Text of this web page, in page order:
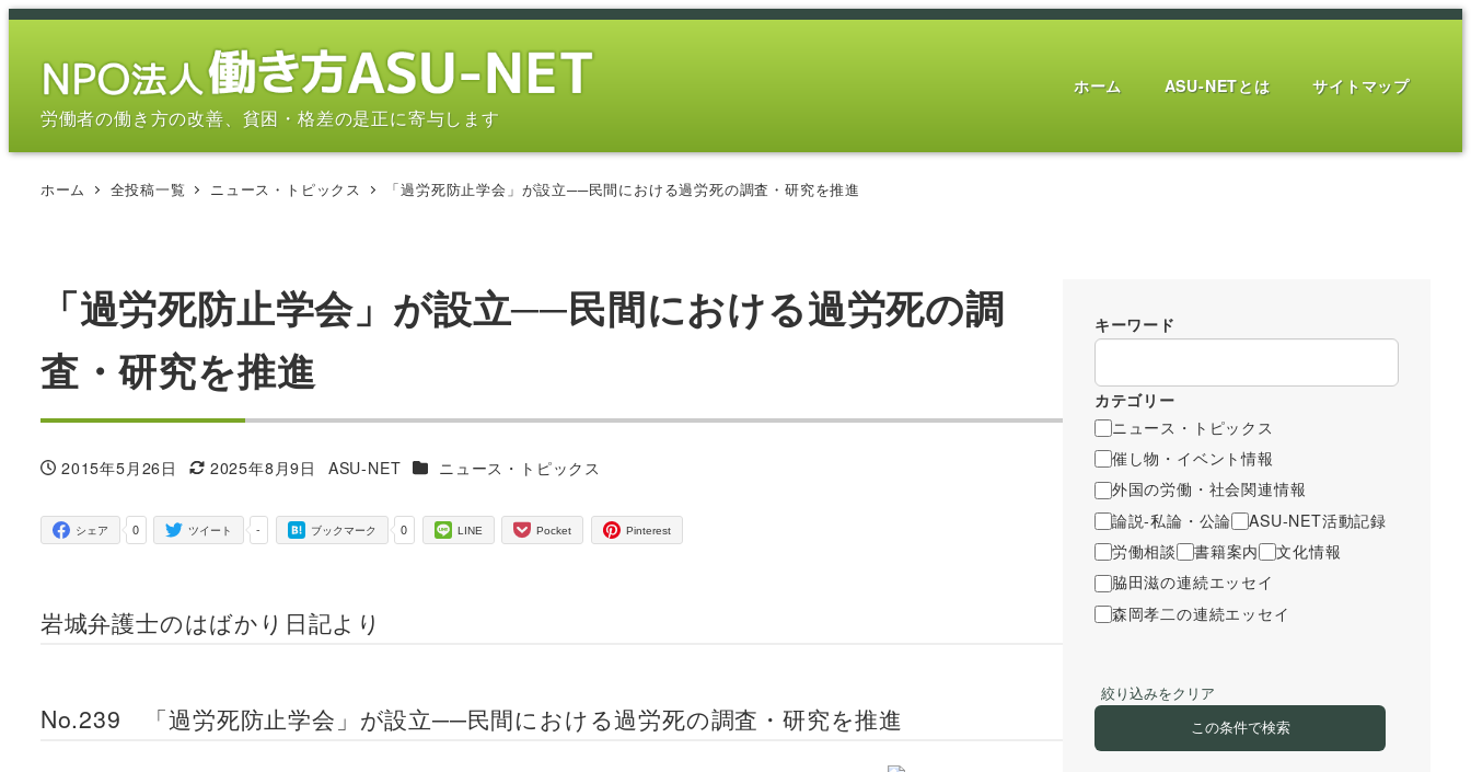
メ
労働者の働き方の改善、貧困・格差の是正に寄与します
ホーム ASU-NETとは サイトマップ
ホーム 全投稿一覧 ニュース・トピックス 「過労死防止学会」が設立──民間における過労死の調査・研究を推進
「過労死防止学会」が設立──民間における過労死の調
査・研究を推進
投稿日
2015年5月26日
更新日
2025年8月9日
著
ASU-NET カテゴリー
ニュース・トピックス
0
シェア -
ツイート 0
ブックマーク LINE Pocket Pinterest
岩城弁護士のはばかり日記より
No.239 「過労死防止学会」が設立──民間における過労死の調査・研究を推進
キーワード
カテゴリー
ニュース・トピックス
催し物・イベント情報
外国の労働・社会関連情報
論説-私論・公論
ASU-NET活動記録
労働相談
書籍案内
文化情報
脇田滋の連続エッセイ
森岡孝二の連続エッセイ
絞り込みをクリア
この条件で検索